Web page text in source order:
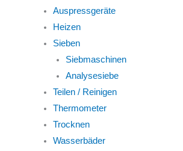
Auspressgeräte
Heizen
Sieben
Siebmaschinen
Analysesiebe
Teilen / Reinigen
Thermometer
Trocknen
Wasserbäder